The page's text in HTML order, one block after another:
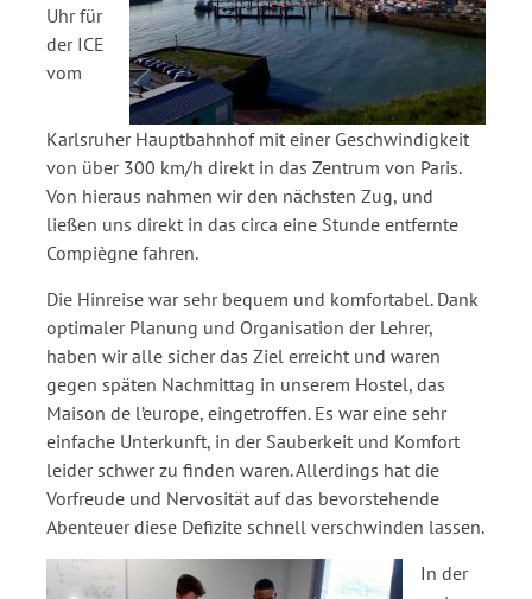
Uhr für
der ICE
vom
Karlsruher Hauptbahnhof mit einer Geschwindigkeit
von über 300 km/h direkt in das Zentrum von Paris.
Von hieraus nahmen wir den nächsten Zug, und
ließen uns direkt in das circa eine Stunde entfernte
Compiègne fahren.
Die Hinreise war sehr bequem und komfortabel. Dank
optimaler Planung und Organisation der Lehrer,
haben wir alle sicher das Ziel erreicht und waren
gegen späten Nachmittag in unserem Hostel, das
Maison de l’europe, eingetroffen. Es war eine sehr
einfache Unterkunft, in der Sauberkeit und Komfort
leider schwer zu finden waren. Allerdings hat die
Vorfreude und Nervosität auf das bevorstehende
Abenteuer diese Defizite schnell verschwinden lassen.
In der